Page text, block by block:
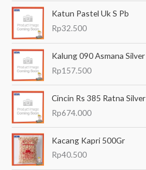
Katun Pastel Uk S Pb
Rp32.500
Kalung 090 Asmana Silver
Rp157.500
Cincin Rs 385 Ratna Silver
Rp674.000
Kacang Kapri 500Gr
Rp40.500